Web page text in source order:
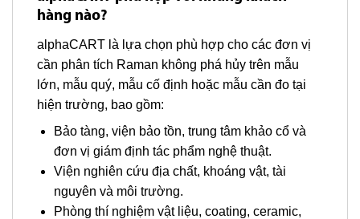
hàng nào?
alphaCART là lựa chọn phù hợp cho các đơn vị
cần phân tích Raman không phá hủy trên mẫu
lớn, mẫu quý, mẫu cố định hoặc mẫu cần đo tại
hiện trường, bao gồm:
Bảo tàng, viện bảo tồn, trung tâm khảo cổ và
đơn vị giám định tác phẩm nghệ thuật.
Viện nghiên cứu địa chất, khoáng vật, tài
nguyên và môi trường.
Phòng thí nghiệm vật liệu, coating, ceramic,